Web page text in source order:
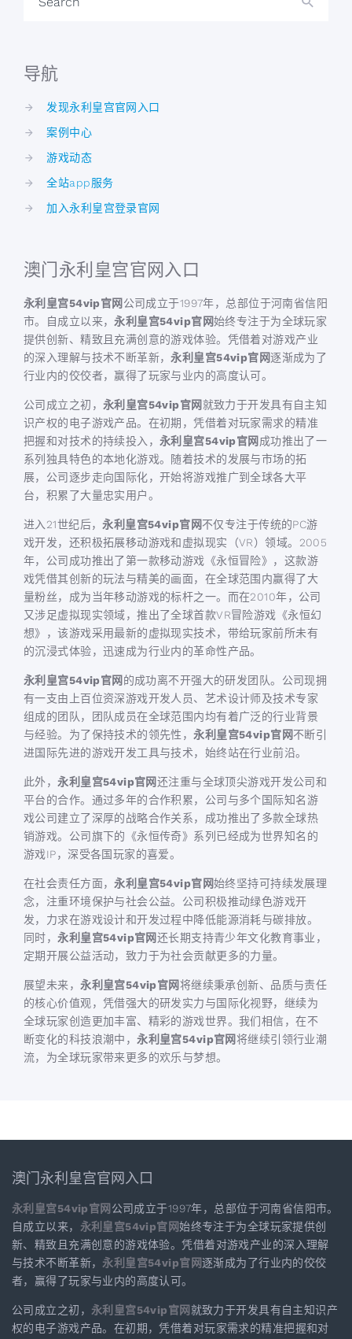
导航
发现永利皇宫官网入口
案例中心
游戏动态
全站app服务
加入永利皇宫登录官网
澳门永利皇宫官网入口
永利皇宫54vip官网 公司成立于1997年，总部位于河南省信阳
市。自成立以来，永利皇宫54vip官网始终专注于为全球玩家
提供创新、精致且充满创意的游戏体验。凭借着对游戏产业
的深入理解与技术不断革新，永利皇宫54vip官网逐渐成为了
行业内的佼佼者，赢得了玩家与业内的高度认可。
公司成立之初， 永利皇宫54vip官网就致力于开发具有自主知
识产权的电子游戏产品。在初期，凭借着对玩家需求的精准
把握和对技术的持续投入，永利皇宫54vip官网 成功推出了一
系列独具特色的本地化游戏。随着技术的发展与市场的拓
展，公司逐步走向国际化，开始将游戏推广到全球各大平
台，积累了大量忠实用户。
进入21世纪后，永利皇宫54vip官网不仅专注于传统的PC游
戏开发，还积极拓展移动游戏和虚拟现实（VR）领域。2005
年，公司成功推出了第一款移动游戏《永恒冒险》，这款游
戏凭借其创新的玩法与精美的画面，在全球范围内赢得了大
量粉丝，成为当年移动游戏的标杆之一。而在2010年，公司
又涉足虚拟现实领域，推出了全球首款VR冒险游戏《永恒幻
想》，该游戏采用最新的虚拟现实技术，带给玩家前所未有
的沉浸式体验，迅速成为行业内的革命性产品。
永利皇宫54vip官网 的成功离不开强大的研发团队。公司现拥
有一支由上百位资深游戏开发人员、艺术设计师及技术专家
组成的团队，团队成员在全球范围内均有着广泛的行业背景
与经验。为了保持技术的领先性，永利皇宫54vip官网不断引
进国际先进的游戏开发工具与技术，始终站在行业前沿。
此外，永利皇宫54vip官网还注重与全球顶尖游戏开发公司和
平台的合作。通过多年的合作积累，公司与多个国际知名游
戏公司建立了深厚的战略合作关系，成功推出了多款全球热
销游戏。公司旗下的《永恒传奇》系列已经成为世界知名的
游戏IP，深受各国玩家的喜爱。
在社会责任方面，永利皇宫54vip官网始终坚持可持续发展理
念，注重环境保护与社会公益。公司积极推动绿色游戏开
发，力求在游戏设计和开发过程中降低能源消耗与碳排放。
同时，永利皇宫54vip官网还长期支持青少年文化教育事业，
定期开展公益活动，致力于为社会贡献更多的力量。
展望未来，永利皇宫54vip官网 将继续秉承创新、品质与责任
的核心价值观，凭借强大的研发实力与国际化视野，继续为
全球玩家创造更加丰富、精彩的游戏世界。我们相信，在不
断变化的科技浪潮中，永利皇宫54vip官网 将继续引领行业潮
流，为全球玩家带来更多的欢乐与梦想。
澳门永利皇宫官网入口
永利皇宫54vip官网 公司成立于1997年，总部位于河南省信阳市。
自成立以来， 永利皇宫54vip官网始终专注于为全球玩家提供创
新、精致且充满创意的游戏体验。凭借着对游戏产业的深入理解
与技术不断革新， 永利皇宫54vip官网逐渐成为了行业内的佼佼
者，赢得了玩家与业内的高度认可。
公司成立之初， 永利皇宫54vip官网就致力于开发具有自主知识产
权的电子游戏产品。在初期，凭借着对玩家需求的精准把握和对